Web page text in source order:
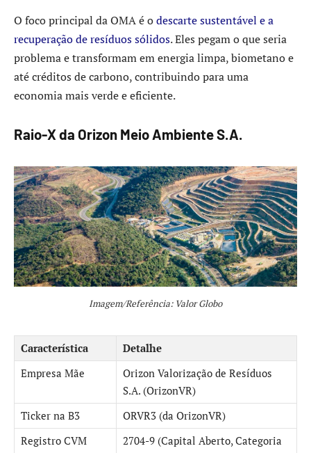
O foco principal da OMA é odescarte sustentável e a
recuperação de resíduos sólidos. Eles pegam o que seria
problema e transformam em energia limpa, biometano e
até créditos de carbono, contribuindo para uma
economia mais verde e eficiente.
Raio-X da Orizon Meio Ambiente S.A.
Imagem/Referência: Valor Globo
Característica
Detalhe
Empresa Mãe
Orizon Valorização de Resíduos
S.A. (OrizonVR)
Ticker na B3
ORVR3 (da OrizonVR)
Registro CVM
2704-9 (Capital Aberto, Categoria